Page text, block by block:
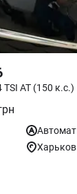
TSI AT (150 к.с.)
Автомат
Харьков